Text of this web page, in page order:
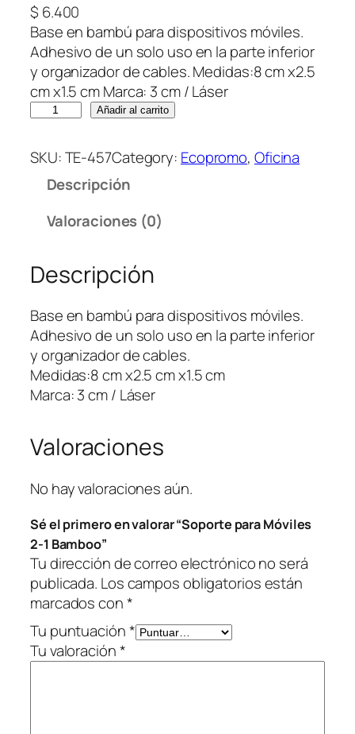
$ 6.400
Base en bambú para dispositivos móviles.
Adhesivo de un solo uso en la parte inferior
y organizador de cables. Medidas:8 cm x2.5
cm x1.5 cm Marca: 3 cm / Láser
p
o
a
r
a
M
ó
v
i
s
-
B
a
m
b
o
o
c
a
Añadir al carrito
SKU:TE-457Category: Ecopromo, Oficina
Descripción
Valoraciones (0)
Descripción
Base en bambú para dispositivos móviles.
Adhesivo de un solo uso en la parte inferior
y organizador de cables.
Medidas:8 cm x2.5 cm x1.5 cm
Marca: 3 cm / Láser
Valoraciones
No hay valoraciones aún.
Sé el primero en valorar “Soporte para Móviles
2-1 Bamboo”
Tu dirección de correo electrónico no será
publicada. Los campos obligatorios están
marcados con*
Tu puntuación*
Tu valoración*